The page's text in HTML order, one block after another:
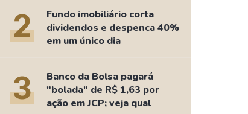
Agenda de Dividendos
Radar do Dividendo Inteligente
As Ações Mais Buscadas
Guia do Iniciante
2
Fundo imobiliário corta
dividendos e despenca 40%
em um único dia
3
Banco da Bolsa pagará
"bolada" de R$ 1,63 por
ação em JCP; veja qual